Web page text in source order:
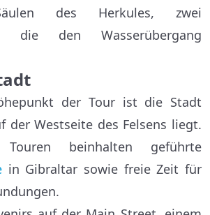
des Herkules, zwei
die den Wasserübergang
der Tour ist die Stadt
der Westseite des Felsens liegt.
beinhalten geführte
in Gibraltar sowie freie Zeit für